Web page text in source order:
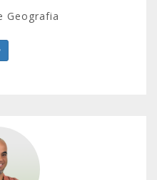
Geografia
Biológicas.